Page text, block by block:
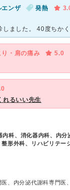
エンザ 発熱
り・肩の痛み
5.0
れるいい先生
内科、消化器内科、内分
形外科、リハビリテー
、内分泌代謝科専門医